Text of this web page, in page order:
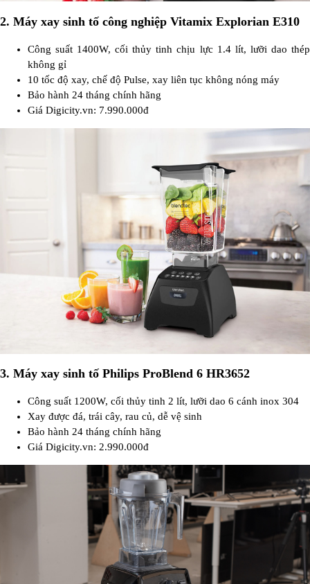
2. Máy xay sinh tố công nghiệp Vitamix Explorian E310
Công suất 1400W, cối thủy tinh chịu lực 1.4 lít, lưỡi dao thép
không gỉ
10 tốc độ xay, chế độ Pulse, xay liên tục không nóng máy
Bảo hành 24 tháng chính hãng
Giá Digicity.vn: 7.990.000đ
3. Máy xay sinh tố Philips ProBlend 6 HR3652
Công suất 1200W, cối thủy tinh 2 lít, lưỡi dao 6 cánh inox 304
Xay được đá, trái cây, rau củ, dễ vệ sinh
Bảo hành 24 tháng chính hãng
Giá Digicity.vn: 2.990.000đ